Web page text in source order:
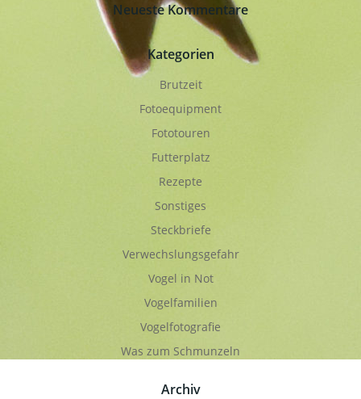
Neueste Kommentare
Kategorien
Brutzeit
Fotoequipment
Fototouren
Futterplatz
Rezepte
Sonstiges
Steckbriefe
Verwechslungsgefahr
Vogel in Not
Vogelfamilien
Vogelfotografie
Was zum Schmunzeln
Archiv